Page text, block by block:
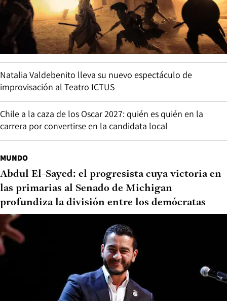
Natalia Valdebenito lleva su nuevo espectáculo de
improvisación al Teatro ICTUS
Chile a la caza de los Oscar 2027: quién es quién en la
carrera por convertirse en la candidata local
MUNDO
Abdul El-Sayed: el progresista cuya victoria en
las primarias al Senado de Michigan
profundiza la división entre los demócratas